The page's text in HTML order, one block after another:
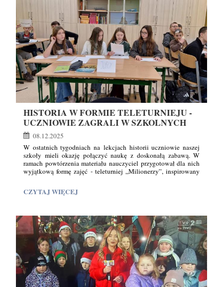
umiejętności, lecz także rozwijać współpracę, twórcze myślenie
i wzajemne pomaganie sobie.
2B
–
MATEMATYCZNA
PRZYGODA
W
ŚWIĄTECZNYM
NASTROJU:
HISTORIA W FORMIE TELETURNIEJU -
UCZNIOWIE ZAGRALI W SZKOLNYCH
"MILIONERÓW"
08.12.2025
W ostatnich tygodniach na lekcjach historii uczniowie naszej
szkoły mieli okazję połączyć naukę z doskonałą zabawą. W
ramach powtórzenia materiału nauczyciel przygotował dla nich
wyjątkową formę zajęć - teleturniej „Milionerzy”, inspirowany
Podczas zajęć uczniowie pracowali w drużynach, odpowiadając
bardziej podstawowych po takie, które wymagały świetnej
pamięci i uważnego śledzenia tematów podczas lekcji.
Rywalizacja była zacięta, a każda poprawna odpowiedź
wzbudzała wiele emocji.
HISTORIA
TELETURNIEJU
-
UCZNIOWIE
ZAGRALI
W
SZKOLNYCH
"MILIONERÓW":
CZYTAJ WIĘCEJ